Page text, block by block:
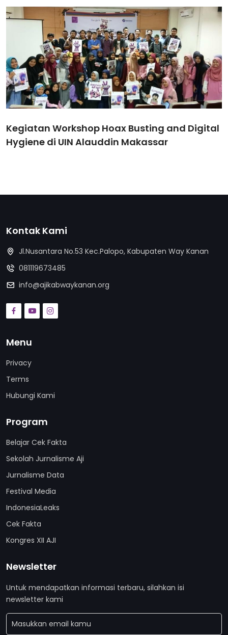
Kegiatan Workshop Hoax Busting and Digital
Hygiene di UIN Alauddin Makassar
Kontak Kami
Jl.Nusantara No.53 Kec.Palopo, Kabupaten Way Kanan
081119673485
info@ajikabwaykanan.org
Menu
Privacy
Terms
Hubungi Kami
Program
Belajar Cek Fakta
Sekolah Jurnalisme Aji
Jurnalisme Data
Festival Media
IndonesiaLeaks
Cek Fakta
Kongres XII AJI
Newsletter
Untuk mendapatkan informasi terbaru, silahkan isi
newsletter kami